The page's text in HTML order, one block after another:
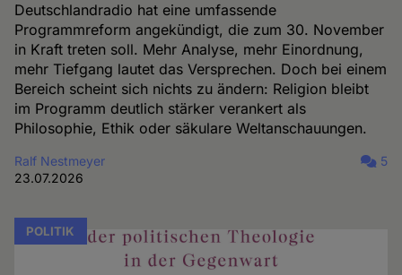
Deutschlandradio hat eine umfassende
Programmreform angekündigt, die zum 30. November
in Kraft treten soll. Mehr Analyse, mehr Einordnung,
mehr Tiefgang lautet das Versprechen. Doch bei einem
Bereich scheint sich nichts zu ändern: Religion bleibt
im Programm deutlich stärker verankert als
Philosophie, Ethik oder säkulare Weltanschauungen.
Ralf Nestmeyer
23.07.2026
5
POLITIK